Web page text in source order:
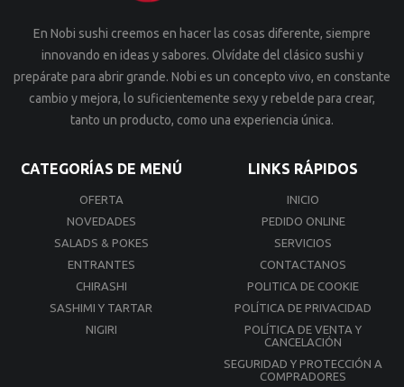
En Nobi sushi creemos en hacer las cosas diferente, siempre
innovando en ideas y sabores. Olvídate del clásico sushi y
prepárate para abrir grande. Nobi es un concepto vivo, en constante
cambio y mejora, lo suficientemente sexy y rebelde para crear,
tanto un producto, como una experiencia única.
CATEGORÍAS DE MENÚ
OFERTA
NOVEDADES
SALADS & POKES
ENTRANTES
CHIRASHI
SASHIMI Y TARTAR
NIGIRI
LINKS RÁPIDOS
INICIO
PEDIDO ONLINE
SERVICIOS
CONTACTANOS
POLITICA DE COOKIE
POLÍTICA DE PRIVACIDAD
POLÍTICA DE VENTA Y
CANCELACIÓN
SEGURIDAD Y PROTECCIÓN A
COMPRADORES